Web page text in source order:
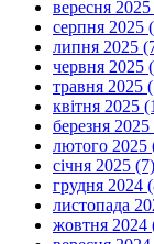
вересня
серпня 2025
липня 2025
червня 2025
травня 2025
квітня 2025
березня
лютого 2025
січня 2025 (7)
грудня 2024
листопада
жовтня 2024